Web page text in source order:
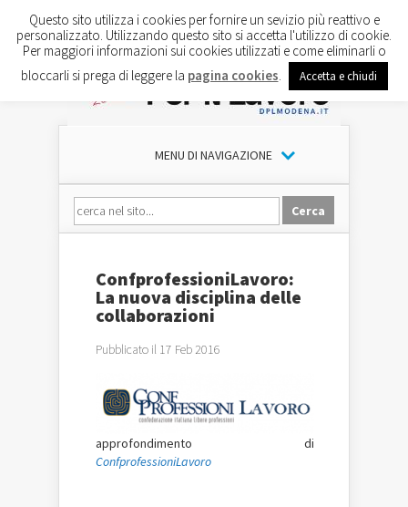
MENU DI NAVIGAZIONE
ConfprofessioniLavoro:
La nuova disciplina delle
collaborazioni
Pubblicato il 17 Feb 2016
approfondimento di
ConfprofessioniLavoro
Questo sito utilizza i cookies per fornire un sevizio più reattivo e
personalizzato. Utilizzando questo sito si accetta l'utilizzo di cookie.
Per maggiori informazioni sui cookies utilizzati e come eliminarli o
bloccarli si prega di leggere la pagina cookies Accetta e chiudi